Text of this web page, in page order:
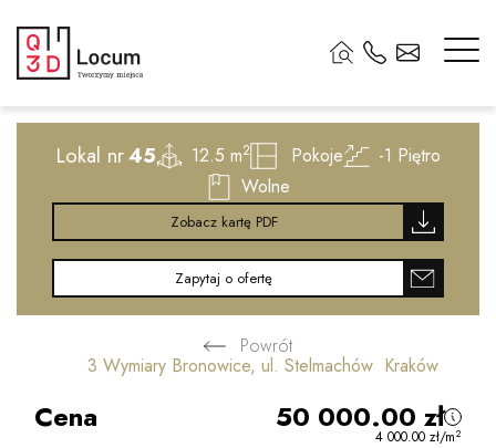
Lokal nr45 12.5 m2 Pokoje -1 Piętro
Wolne
Zobacz kartę PDF
Zapytaj o ofertę
Powrót
3 Wymiary Bronowice, ul. Stelmachów Kraków
Cena 50 000.00 zł
4 000.00 zł/m2
2